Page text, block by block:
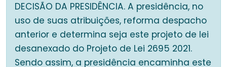
DECISÃO DA PRESIDÊNCIA. A presidência, no
uso de suas atribuições, reforma despacho
anterior e determina seja este projeto de lei
desanexado do Projeto de Lei 2695 2021.
Sendo assim, a presidência encaminha este